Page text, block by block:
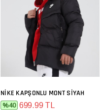
NIKE KAPŞONLU MONT SIYAH
%40 699.99 TL